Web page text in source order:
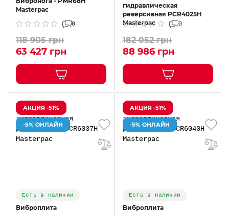
Masterpac
0
118 905 грн
63 427 грн
гидравлическая
реверсивная PCR4025H
Masterpac
0
182 052 грн
88 986 грн
АКЦИЯ -51%
-5% ОНЛАЙН
Есть в наличии
Виброплита
АКЦИЯ -51%
-5% ОНЛАЙН
Есть в наличии
Виброплита